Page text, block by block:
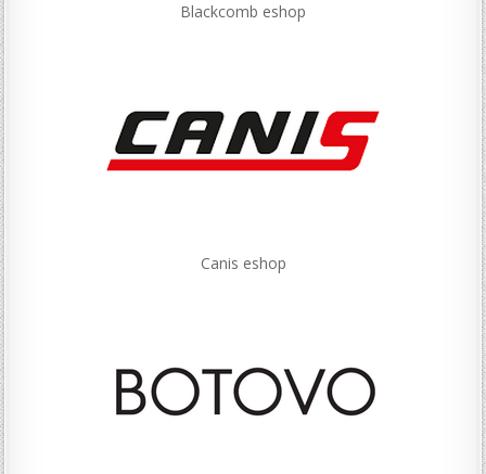
Blackcomb eshop
Canis eshop